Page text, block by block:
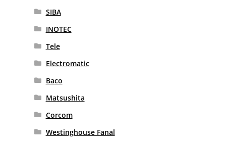
SIBA
INOTEC
Tele
Electromatic
Baco
Matsushita
Corcom
Westinghouse Fanal